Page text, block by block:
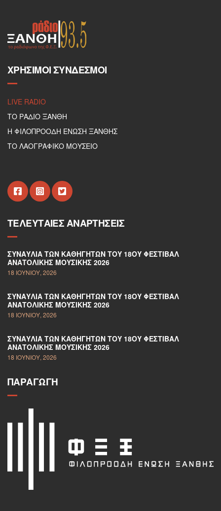
ΧΡΉΣΙΜΟΙ ΣΎΝΔΕΣΜΟΙ
LIVE RADIO
ΤΟ ΡΑΔΙΟ ΞΑΝΘΗ
Η ΦΙΛΟΠΡΟΟΔΗ ΕΝΩΣΗ ΞΑΝΘΗΣ
ΤΟ ΛΑΟΓΡΑΦΙΚΟ ΜΟΥΣΕΙΟ
ΤΕΛΕΥΤΑΊΕΣ ΑΝΑΡΤΉΣΕΙΣ
ΣΥΝΑΥΛΊΑ ΤΩΝ ΚΑΘΗΓΗΤΏΝ ΤΟΥ 18ΟΥ ΦΕΣΤΙΒΆΛ
ΑΝΑΤΟΛΙΚΉΣ ΜΟΥΣΙΚΉΣ 2026
18 ΙΟΥΝΊΟΥ, 2026
ΣΥΝΑΥΛΊΑ ΤΩΝ ΚΑΘΗΓΗΤΏΝ ΤΟΥ 18ΟΥ ΦΕΣΤΙΒΆΛ
ΑΝΑΤΟΛΙΚΉΣ ΜΟΥΣΙΚΉΣ 2026
18 ΙΟΥΝΊΟΥ, 2026
ΣΥΝΑΥΛΊΑ ΤΩΝ ΚΑΘΗΓΗΤΏΝ ΤΟΥ 18ΟΥ ΦΕΣΤΙΒΆΛ
ΑΝΑΤΟΛΙΚΉΣ ΜΟΥΣΙΚΉΣ 2026
18 ΙΟΥΝΊΟΥ, 2026
ΠΑΡΑΓΩΓΉ